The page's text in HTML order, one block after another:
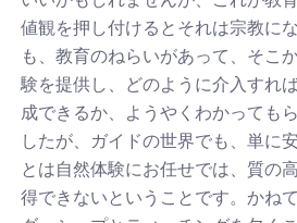
値観を押し付けるとそれは宗教に
も、教育のねらいがあって、そこ
験を提供し、どのように介入すれ
成できるか、ようやくわかっても
したが、ガイドの世界でも、単に
とは自然体験にお任せでは、質の
得できないということです。かね